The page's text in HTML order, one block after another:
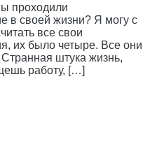
проходили
в своей жизни? Я могу с
все свои
их было четыре. Все они
штука жизнь,
работу, […]